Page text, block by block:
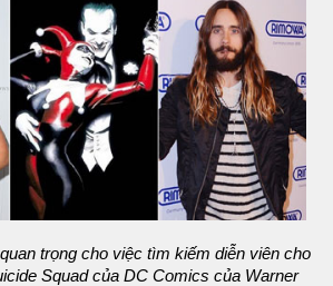
trọng cho việc tìm kiếm diễn viên cho
Squadcủa DC Comics của Warner